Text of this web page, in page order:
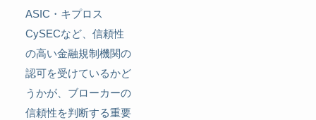
ASIC・キプロス
CySECなど、信頼性
の高い金融規制機関の
認可を受けているかど
うかが、ブローカーの
信頼性を判断する重要